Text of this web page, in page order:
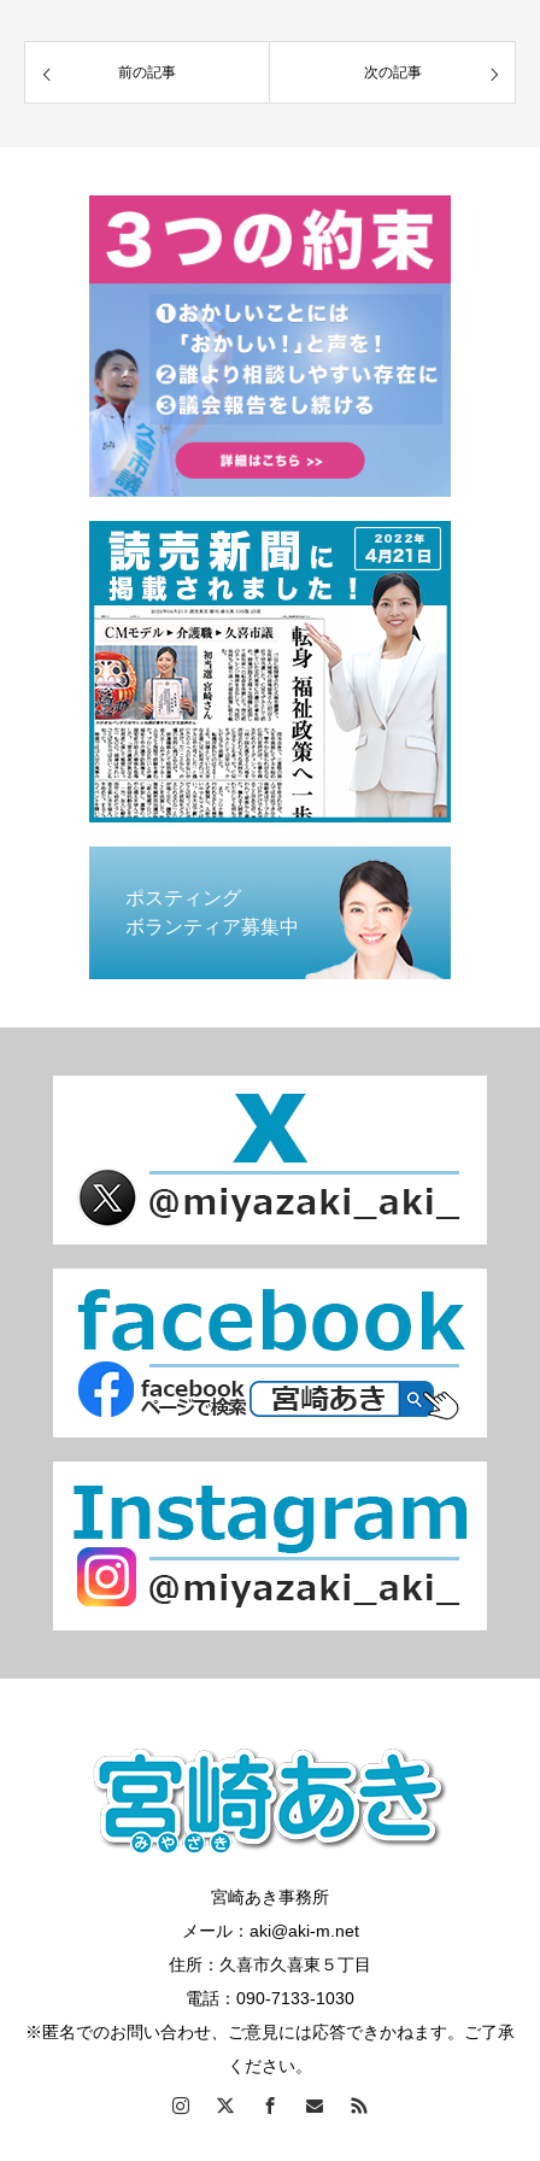
前の記事 次の記事
ポスティング
ボランティア募集中
宮崎あき事務所
メール：aki@aki-m.net
住所：久喜市久喜東５丁目
電話：090-7133-1030
※匿名でのお問い合わせ、ご意見には応答できかねます。ご了承
ください。